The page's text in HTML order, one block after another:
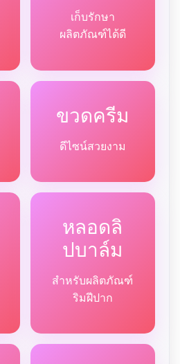
เก็บรักษา
ผลิตภัณฑ์ได้ดี
ขวดครีม
ดีไซน์สวยงาม
หลอดลิ
ปบาล์ม
สำหรับผลิตภัณฑ์
ริมฝีปาก